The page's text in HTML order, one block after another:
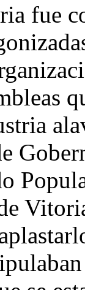
fue